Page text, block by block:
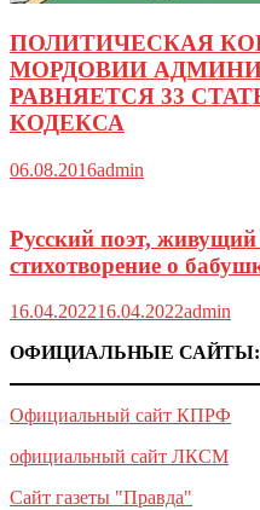
ПОЛИТИЧЕСКАЯ
МОРДОВИИ
РАВНЯЕТСЯ 33
КОДЕКСА
06.08.2016admin
Русский поэт, живущий
стихотворение о
16.04.202216.04.2022admin
ОФИЦИАЛЬНЫЕ
Официальный сайт КПРФ
официальный сайт ЛКСМ
Сайт газеты "Правда"